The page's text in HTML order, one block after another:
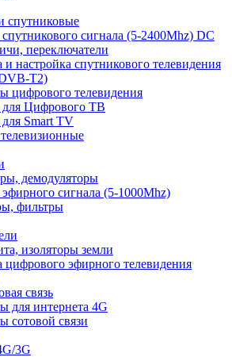
спутниковые
сигнала (5-2400Mhz) DC
переключатели
и настройка спутникового телевидения
T2)
цифрового телевидения
для Цифрового ТВ
Smart TV
демодуляторы
сигнала (5-1000Mhz)
фильтры
изоляторы земли
цифрового эфирного телевидения
связь
для интернета 4G
сотовой связи
3G